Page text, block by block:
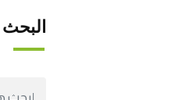
البحث